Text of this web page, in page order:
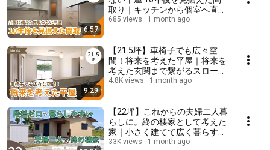
6:57
取り｜キッチンから個室へ直線
で行ける生活動線｜ 介護・家
ドリールーム【ルームツアー】
685 views 1 month ago
9:29
【21.5坪】車椅子でも広々空
間！将来を考えた平屋｜将来を
考えた玄関まで繋がるスロープ
｜約1坪のトイレ!?介護を想定し
エコカラット【ルームツアー】
4.8K views 1 month ago
【22坪】これからの夫婦二人暮
らしに。終の棲家として考えた
家｜小さく建てて広く暮らす。
バリアフリーで収納充実の22坪
33K views 1 month ago